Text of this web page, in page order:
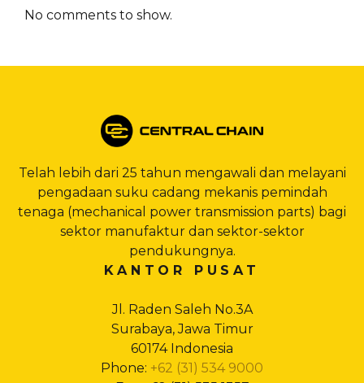
No comments to show.
Telah lebih dari 25 tahun mengawali dan melayani
pengadaan suku cadang mekanis pemindah
tenaga (mechanical power transmission parts) bagi
sektor manufaktur dan sektor-sektor
pendukungnya.
KANTOR PUSAT
Jl. Raden Saleh No.3A
Surabaya, Jawa Timur
60174 Indonesia
Phone: +62 (31) 534 9000